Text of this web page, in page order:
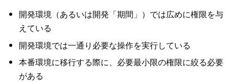
開発環境（あるいは開発「期間」）では広めに権限を与
えている
開発環境では一通り必要な操作を実行している
本番環境に移行する際に、必要最小限の権限に絞る必要
がある